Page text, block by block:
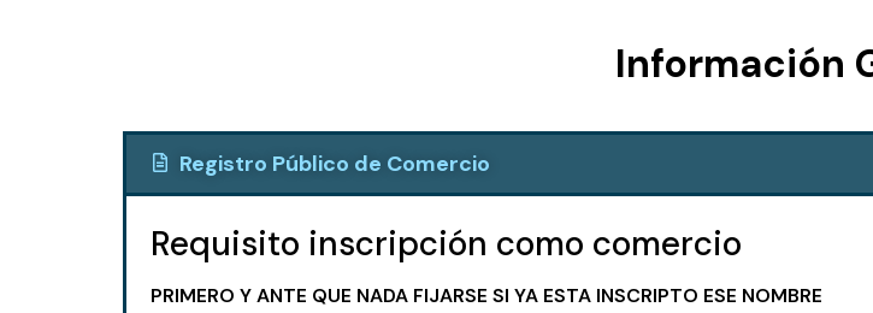
Información
Registro Público de Comercio
Requisito inscripción como comercio
PRIMERO Y ANTE QUE NADA FIJARSE SI YA ESTA INSCRIPTO ESE NOMBRE